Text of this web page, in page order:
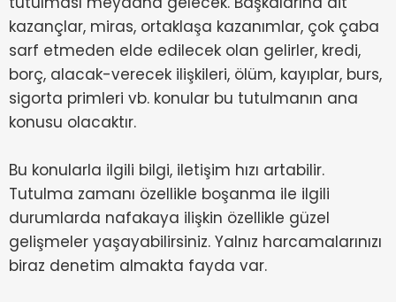
kazançlar, miras, ortaklaşa kazanımlar, çok çaba
sarf etmeden elde edilecek olan gelirler, kredi,
borç, alacak-verecek ilişkileri, ölüm, kayıplar, burs,
sigorta primleri vb. konular bu tutulmanın ana
konusu olacaktır.
Bu konularla ilgili bilgi, iletişim hızı artabilir.
Tutulma zamanı özellikle boşanma ile ilgili
durumlarda nafakaya ilişkin özellikle güzel
gelişmeler yaşayabilirsiniz. Yalnız harcamalarınızı
biraz denetim almakta fayda var.